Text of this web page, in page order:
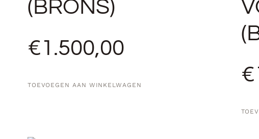
(BRONS)
€1.500,00
TOEVOEGEN AAN WINKELWAGEN
€